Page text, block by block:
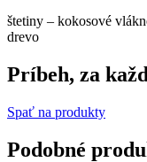
štetiny – kokosové
drevo
Príbeh, za
Spať na produkty
Podobné